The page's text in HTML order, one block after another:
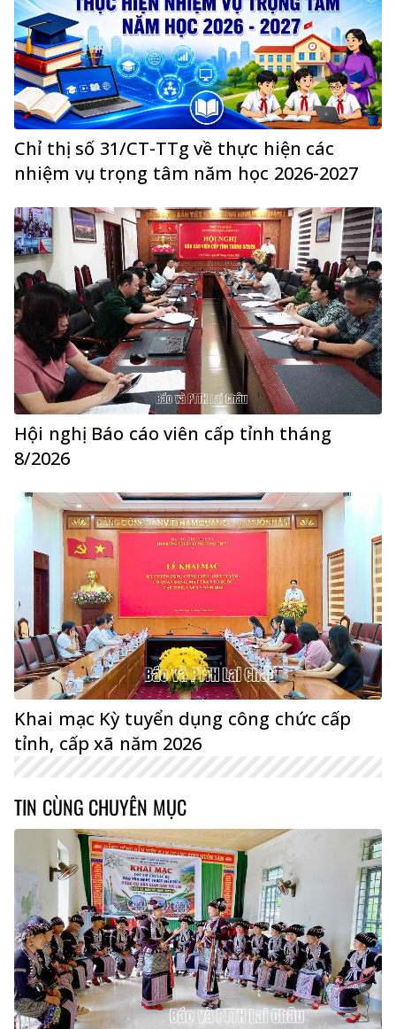
Chỉ thị số 31/CT-TTg về thực hiện các
nhiệm vụ trọng tâm năm học 2026-2027
Hội nghị Báo cáo viên cấp tỉnh tháng
8/2026
Khai mạc Kỳ tuyển dụng công chức cấp
tỉnh, cấp xã năm 2026
TIN CÙNG CHUYÊN MỤC